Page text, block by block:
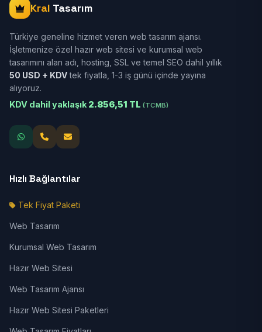
Kral Tasarım
Türkiye geneline hizmet veren web tasarım ajansı.
İşletmenize özel hazır web sitesi ve kurumsal web
tasarımını alan adı, hosting, SSL ve temel SEO dahil yıllık
50 USD + KDVtek fiyatla, 1-3 iş günü içinde yayına
alıyoruz.
KDV dahil yaklaşık 2.856,51 TL (TCMB)
Hızlı Bağlantılar
Tek Fiyat Paketi
Web Tasarım
Kurumsal Web Tasarım
Hazır Web Sitesi
Web Tasarım Ajansı
Hazır Web Sitesi Paketleri